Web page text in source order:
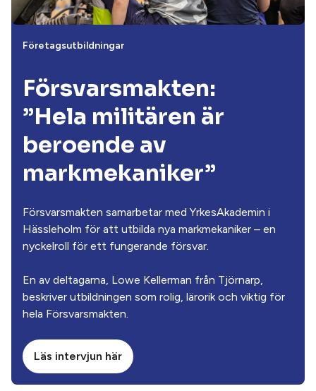
Företagsutbildningar
Försvarsmakten:
”Hela militären är
beroende av
markmekaniker”
Försvarsmakten samarbetar med YrkesAkademin i
Hässleholm för att utbilda nya markmekaniker – en
nyckelroll för ett fungerande försvar.
En av deltagarna, Lowe Kellerman från Tjörnarp,
beskriver utbildningen som rolig, lärorik och viktig för
hela Försvarsmakten.
Läs intervjun här